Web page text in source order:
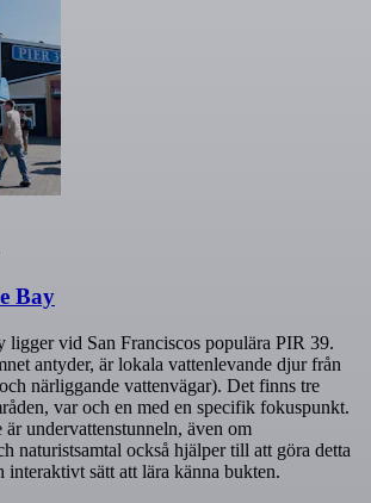
Bay
ligger vid San Franciscos populära PIR 39.
antyder, är lokala vattenlevande djur från
närliggande vattenvägar). Det finns tre
var och en med en specifik fokuspunkt.
är undervattenstunneln, även om
naturistsamtal också hjälper till att göra detta
interaktivt sätt att lära känna bukten.